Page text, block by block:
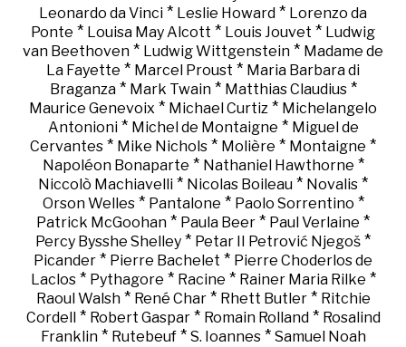
Leonardo da Vinci * Leslie Howard * Lorenzo da
Ponte * Louisa May Alcott * Louis Jouvet * Ludwig
van Beethoven * Ludwig Wittgenstein * Madame de
La Fayette * Marcel Proust * Maria Barbara di
Braganza* Mark Twain* Matthias Claudius*
Maurice Genevoix * Michael Curtiz * Michelangelo
Antonioni* Michel de Montaigne * Miguel de
Cervantes * Mike Nichols * Molière * Montaigne *
Napoléon Bonaparte * Nathaniel Hawthorne *
Niccolò Machiavelli * Nicolas Boileau * Novalis *
Orson Welles* Pantalone * Paolo Sorrentino *
Patrick McGoohan * Paula Beer * Paul Verlaine *
Percy Bysshe Shelley * Petar II Petrović Njegoš *
Picander * Pierre Bachelet * Pierre Choderlos de
Laclos* Pythagore * Racine * Rainer Maria Rilke *
Raoul Walsh* René Char* Rhett Butler* Ritchie
Cordell * Robert Gaspar* Romain Rolland* Rosalind
Franklin* Rutebeuf* S. Ioannes* Samuel Noah